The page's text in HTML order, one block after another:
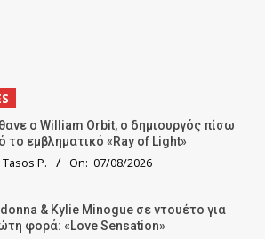
ο William Orbit, ο δημιουργός πίσω
το εμβληματικό «Ray of Light»
Tasos P. On: 07/08/2026
& Kylie Minogue σε ντουέτο για
φορά: «Love Sensation»